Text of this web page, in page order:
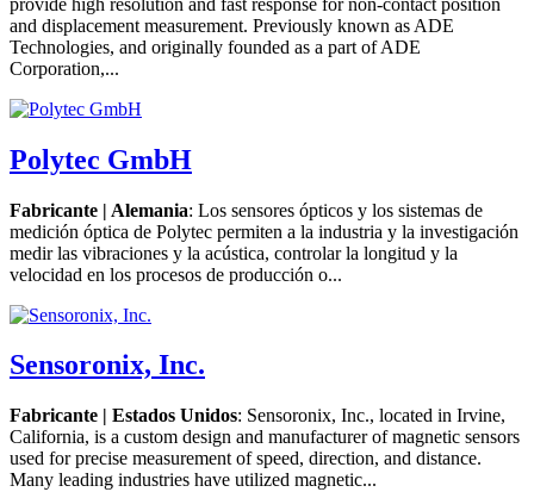
and displacement measurement. Previously known as ADE
Technologies, and originally founded as a part of ADE
Corporation,...
Polytec GmbH
Fabricante | Alemania: Los sensores ópticos y los sistemas de
medición óptica de Polytec permiten a la industria y la investigación
medir las vibraciones y la acústica, controlar la longitud y la
velocidad en los procesos de producción o...
Sensoronix, Inc.
Fabricante | Estados Unidos: Sensoronix, Inc., located in Irvine,
California, is a custom design and manufacturer of magnetic sensors
used for precise measurement of speed, direction, and distance.
Many leading industries have utilized magnetic...